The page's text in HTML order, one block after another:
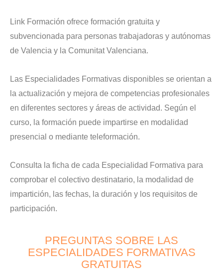
Link Formación ofrece formación gratuita y
subvencionada para personas trabajadoras y autónomas
de Valencia y la Comunitat Valenciana.
Las Especialidades Formativas disponibles se orientan a
la actualización y mejora de competencias profesionales
en diferentes sectores y áreas de actividad. Según el
curso, la formación puede impartirse en modalidad
presencial o mediante teleformación.
Consulta la ficha de cada Especialidad Formativa para
comprobar el colectivo destinatario, la modalidad de
impartición, las fechas, la duración y los requisitos de
participación.
PREGUNTAS SOBRE LAS
ESPECIALIDADES FORMATIVAS
GRATUITAS